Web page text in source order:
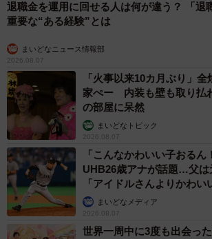
退職金を運用に回せる人は何が違う？ 「退
重要な“ある経験”とは
まいどなニュース情報部
2026.08.07
「火事以来10カ月ぶり」
家ぺー 内装も壁も取り払
の部屋に呆然
まいどなトピック
2026.08.07
「こんなかわいい子おる
UHB26歳アナが話題…父
「アイドルさんよりかわ
か」まいどなメディア
2026.08.07
世界一周中に3度も出会っ